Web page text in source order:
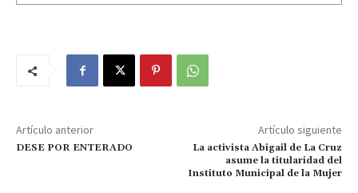
Artículo anterior
DESE POR ENTERADO
Artículo siguiente
La activista Abigail de La Cruz
asume la titularidad del
Instituto Municipal de la Mujer